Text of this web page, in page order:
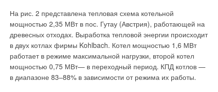
На рис. 2 представлена тепловая схема котельной
мощностью 2,35 МВт в пос. Гутау (Австрия), работающей на
древесных отходах. Выработка тепловой энергии происходит
в двух котлах фирмы Kohlbach. Котел мощностью 1,6 МВт
работает в режиме максимальной нагрузки, второй котел
мощностью 0,75 МВт— в переходный период. КПД котлов —
в диапазоне 83–88% в зависимости от режима их работы.
однослойные трубы из сшитого полиэтилена; Tradicional
Evoh—многослойные трубы из сшитого полиэтилена с
антидиффузионным барьером;
Универсальная система фитингов;
Оборудование для напольного отопления
(теплоизоляция, коллекторы, запорно-регулирующая
арматура и пр.);
Универсальный монтажный инструмент.
пластификатора), как при устройстве теплых полов или
теплых стен «мокрым способом». Панели могут быть
смонтированы на деревянных или металлических
конструкциях с помощью обычных крепежных изделий
(саморезов). Крепление панелей производится на несущих
конструкциях с шагом не более 31,2 см.